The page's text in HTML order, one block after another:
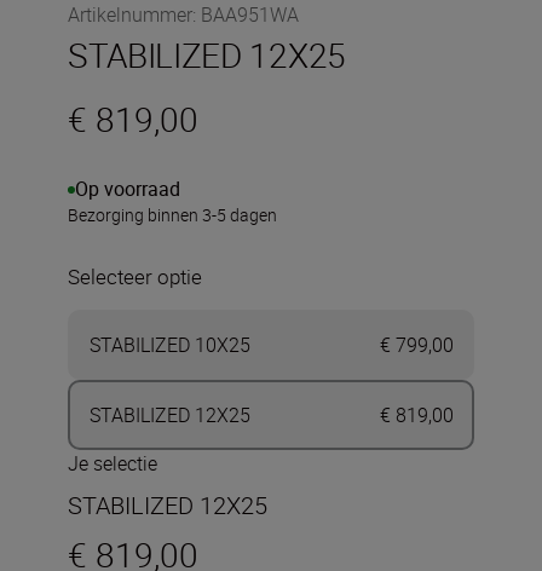
Artikelnummer: BAA951WA
STABILIZED 12X25
€ 819,00
Op voorraad
Bezorging binnen 3-5 dagen
Selecteer optie
STABILIZED 10X25 € 799,00
STABILIZED 12X25
€ 819,00
Je selectie
STABILIZED 12X25
€ 819,00